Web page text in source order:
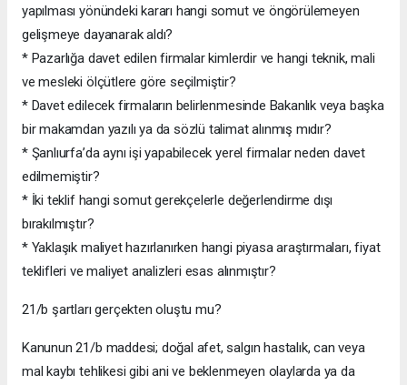
yapılması yönündeki kararı hangi somut ve öngörülemeyen
gelişmeye dayanarak aldı?
* Pazarlığa davet edilen firmalar kimlerdir ve hangi teknik, mali
ve mesleki ölçütlere göre seçilmiştir?
* Davet edilecek firmaların belirlenmesinde Bakanlık veya başka
bir makamdan yazılı ya da sözlü talimat alınmış mıdır?
* Şanlıurfa’da aynı işi yapabilecek yerel firmalar neden davet
edilmemiştir?
* İki teklif hangi somut gerekçelerle değerlendirme dışı
bırakılmıştır?
* Yaklaşık maliyet hazırlanırken hangi piyasa araştırmaları, fiyat
teklifleri ve maliyet analizleri esas alınmıştır?
21/b şartları gerçekten oluştu mu?
Kanunun 21/b maddesi; doğal afet, salgın hastalık, can veya
mal kaybı tehlikesi gibi ani ve beklenmeyen olaylarda ya da